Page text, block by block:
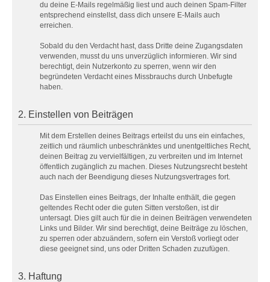
du deine E-Mails regelmäßig liest und auch deinen Spam-Filter
entsprechend einstellst, dass dich unsere E-Mails auch
erreichen.
Sobald du den Verdacht hast, dass Dritte deine Zugangsdaten
verwenden, musst du uns unverzüglich informieren. Wir sind
berechtigt, dein Nutzerkonto zu sperren, wenn wir den
begründeten Verdacht eines Missbrauchs durch Unbefugte
haben.
2. Einstellen von Beiträgen
Mit dem Erstellen deines Beitrags erteilst du uns ein einfaches,
zeitlich und räumlich unbeschränktes und unentgeltliches Recht,
deinen Beitrag zu vervielfältigen, zu verbreiten und im Internet
öffentlich zugänglich zu machen. Dieses Nutzungsrecht besteht
auch nach der Beendigung dieses Nutzungsvertrages fort.
Das Einstellen eines Beitrags, der Inhalte enthält, die gegen
geltendes Recht oder die guten Sitten verstoßen, ist dir
untersagt. Dies gilt auch für die in deinen Beiträgen verwendeten
Links und Bilder. Wir sind berechtigt, deine Beiträge zu löschen,
zu sperren oder abzuändern, sofern ein Verstoß vorliegt oder
diese geeignet sind, uns oder Dritten Schaden zuzufügen.
3. Haftung